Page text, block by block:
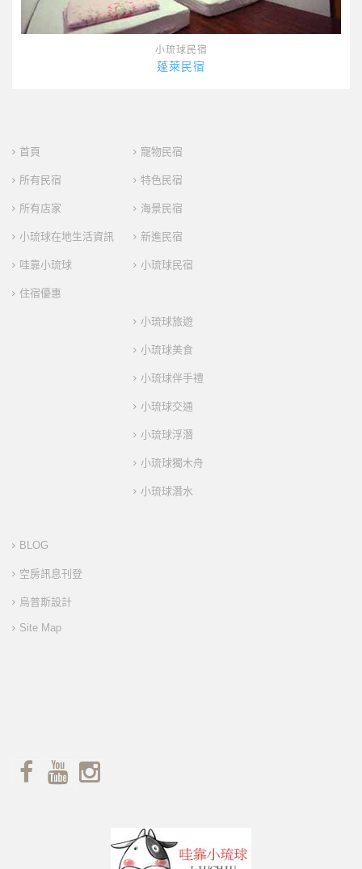
小琉球民宿
蓬萊民宿
首頁
所有民宿
所有店家
小琉球在地生活資訊
哇靠小琉球
住宿優惠
寵物民宿
特色民宿
海景民宿
新進民宿
小琉球民宿
小琉球旅遊
小琉球美食
小琉球伴手禮
小琉球交通
小琉球浮潛
小琉球獨木舟
小琉球潛水
BLOG
空房訊息刊登
烏普斯設計
Site Map